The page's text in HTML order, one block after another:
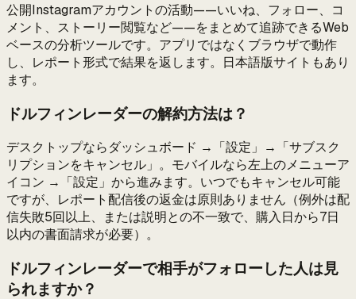
公開Instagramアカウントの活動——いいね、フォロー、コ
メント、ストーリー閲覧など——をまとめて追跡できるWeb
ベースの分析ツールです。アプリではなくブラウザで動作
し、レポート形式で結果を返します。日本語版サイトもあり
ます。
ドルフィンレーダーの解約方法は？
デスクトップならダッシュボード →「設定」→「サブスク
リプションをキャンセル」。モバイルなら左上のメニューア
イコン →「設定」から進みます。いつでもキャンセル可能
ですが、レポート配信後の返金は原則ありません（例外は配
信失敗5回以上、または説明との不一致で、購入日から7日
以内の書面請求が必要）。
ドルフィンレーダーで相手がフォローした人は見
られますか？